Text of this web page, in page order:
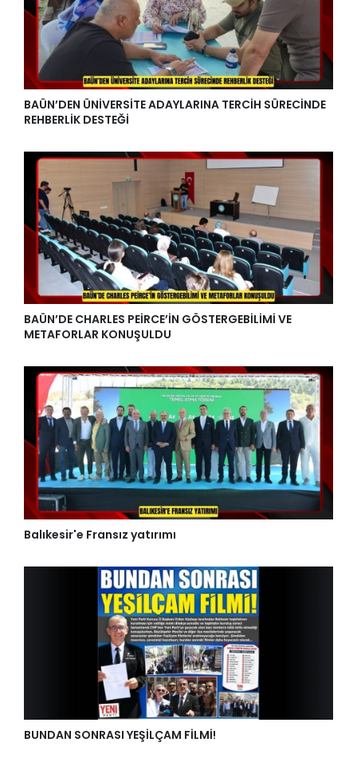
BAÜN’DEN ÜNİVERSİTE ADAYLARINA TERCİH SÜRECİNDE
REHBERLİK DESTEĞİ
BAÜN’DE CHARLES PEİRCE’İN GÖSTERGEBİLİMİ VE
METAFORLAR KONUŞULDU
Balıkesir'e Fransız yatırımı
BUNDAN SONRASI YEŞİLÇAM FİLMİ!